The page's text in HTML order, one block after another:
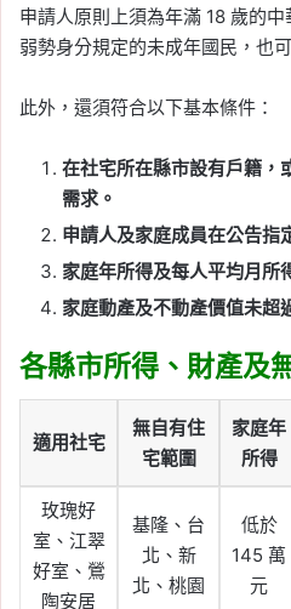
申請人原則上須為年滿 18 歲的
弱勢身分規定的未成年國民，也
此外，還須符合以下基本條件：
在社宅所在縣市設有戶籍，
需求。
申請人及家庭成員在公告指
家庭年所得及每人平均月所
家庭動產及不動產價值未超
各縣市所得、財產及
適用社宅
無自有住
宅範圍
家庭年
所得
玫瑰好
室、江翠
好室、鶯
陶安居
基隆、台
北、新
北、桃園
低於
145 萬
元